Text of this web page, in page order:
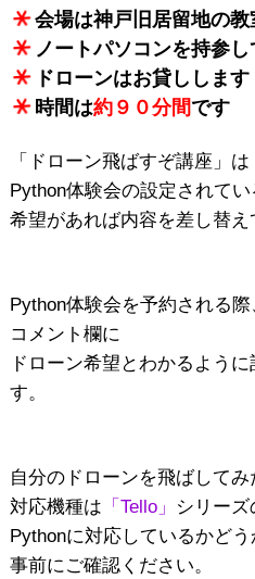
会場は神戸旧居留地の教
ノートパソコンを持参
ドローンはお貸しします
時間は約９０分間です
「ドローン飛ばすぞ講座」は
Python体験会の設定されてい
希望があれば内容を差し替え
Python体験会を予約される際
コメント欄に
ドローン希望とわかるよう
す。
自分のドローンを飛ばしてみ
対応機種は 「Tello」
シリーズ
Pythonに対応しているかどう
事前にご確認ください。